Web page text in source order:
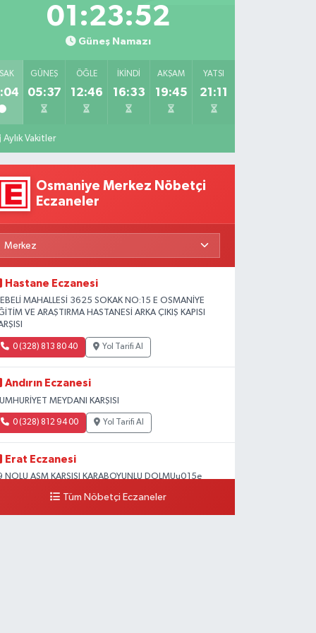
01:23:51
Güneş Namazı
GÜNEŞ
05:37
ÖĞLE
12:46
İKINDI
16:33
AKŞAM
19:45
YATSI
21:11
Aylık Vakitler
Osmaniye Merkez Nöbetçi
Eczaneler
Hastane Eczanesi
MAHALLESİ 3625 SOKAK NO:15 E OSMANİYE
VE ARAŞTIRMA HASTANESİ ARKA ÇIKIŞ KAPISI
0 (328) 813 80 40 Yol Tarifi Al
Andırın Eczanesi
MEYDANI KARŞISI
0 (328) 812 94 00 Yol Tarifi Al
Erat Eczanesi
NOLU ASM KARSISI KARABOYUNLU DOLMUu015e
Tüm Nöbetçi Eczaneler